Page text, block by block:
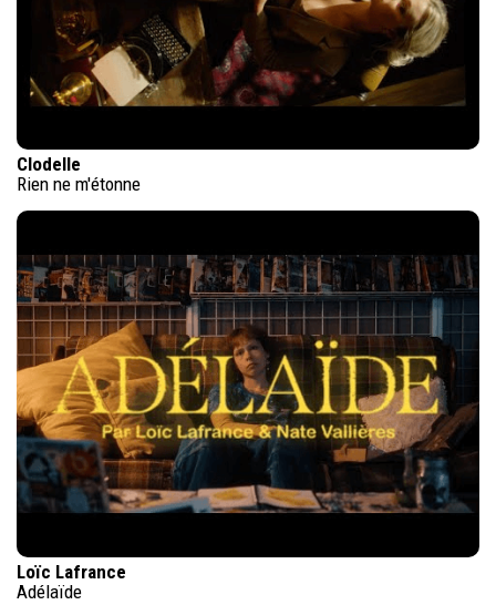
Clodelle
Rien ne m'étonne
Loïc Lafrance
Adélaïde